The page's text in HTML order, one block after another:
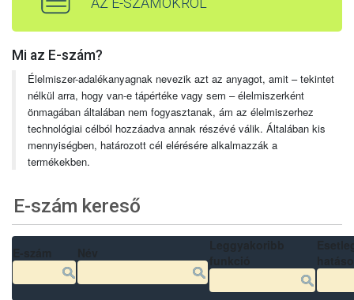
Mi az E-szám?
Élelmiszer-adalékanyagnak nevezik azt az anyagot, amit – tekintet
nélkül arra, hogy van-e tápértéke vagy sem – élelmiszerként
önmagában általában nem fogyasztanak, ám az élelmiszerhez
technológiai célból hozzáadva annak részévé válik. Általában kis
mennyiségben, határozott cél elérésére alkalmazzák a
termékekben.
E-szám kereső